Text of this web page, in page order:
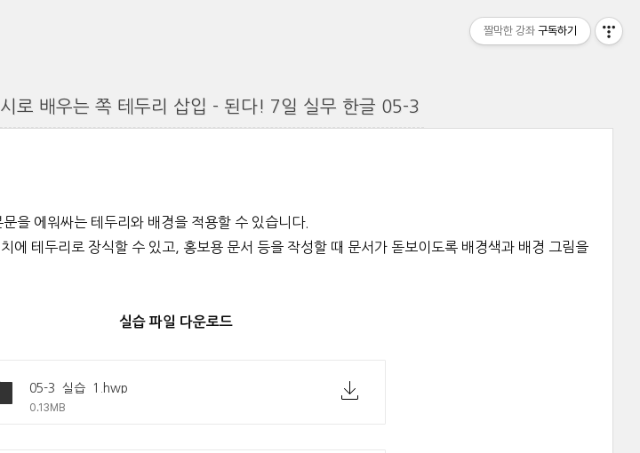
로 배우는 쪽 테두리 삽입 - 된다! 7일 실무 한글 05-3
을 에워싸는 테두리와 배경을 적용할 수 있습니다.
에 테두리로 장식할 수 있고, 홍보용 문서 등을 작성할 때 문서가 돋보이도록 배경색과 배경 그림을
실습 파일 다운로드
05-3_실습_1.hwp
0.13MB
짤막한 강좌 구독하기